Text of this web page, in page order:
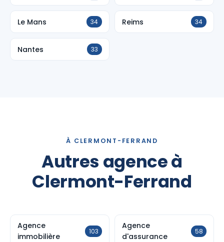
Le Mans 34 Reims 34
Nantes 33
À CLERMONT-FERRAND
Autres agence à
Clermont-Ferrand
Agence
immobilière
103
Agence
d'assurance
58